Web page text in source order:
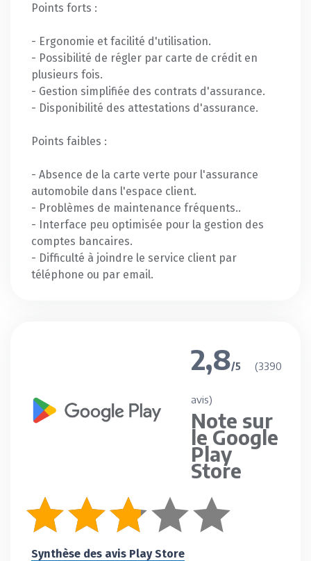
Points forts :
- Ergonomie et facilité d'utilisation.
- Possibilité de régler par carte de crédit en
plusieurs fois.
- Gestion simplifiée des contrats d'assurance.
- Disponibilité des attestations d'assurance.
Points faibles :
- Absence de la carte verte pour l'assurance
automobile dans l'espace client.
- Problèmes de maintenance fréquents..
- Interface peu optimisée pour la gestion des
comptes bancaires.
- Difficulté à joindre le service client par
téléphone ou par email.
2,8/5 (3390
avis)
Note sur
le Google
Play
Store
Synthèse des avis Play Store